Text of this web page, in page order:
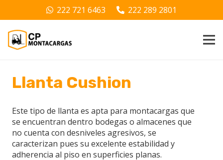
222 721 6463 222 289 2801
Llanta Cushion
Este tipo de llanta es apta para montacargas que
se encuentran dentro bodegas o almacenes que
no cuenta con desniveles agresivos, se
caracterizan pues su excelente estabilidad y
adherencia al piso en superficies planas.